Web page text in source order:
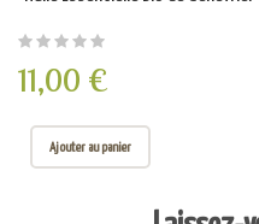
11,00 €
Ajouter au panier